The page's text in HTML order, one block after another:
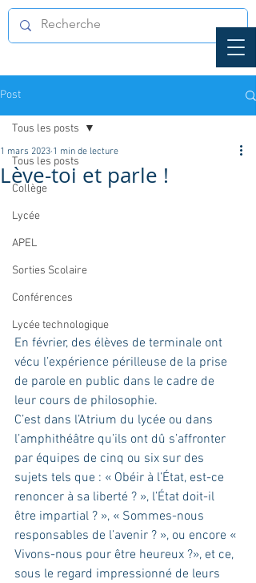
Post
Tous les posts
Collège
Lycée
APEL
Sorties Scolaire
Conférences
Lycée technologique
Tous les posts
Lève-toi et parle !
1 mars 2023 1 min de lecture
En février, des élèves de terminale ont
vécu l’expérience périlleuse de la prise
de parole en public dans le cadre de
leur cours de philosophie.
C’est dans l’Atrium du lycée ou dans
l’amphithéâtre qu’ils ont dû s’affronter
par équipes de cinq ou six sur des
sujets tels que : « Obéir à l’État, est-ce
renoncer à sa liberté ? », l’État doit-il
être impartial ? », « Sommes-nous
responsables de l’avenir ? », ou encore «
Vivons-nous pour être heureux ?», et ce,
sous le regard impressionné de leurs